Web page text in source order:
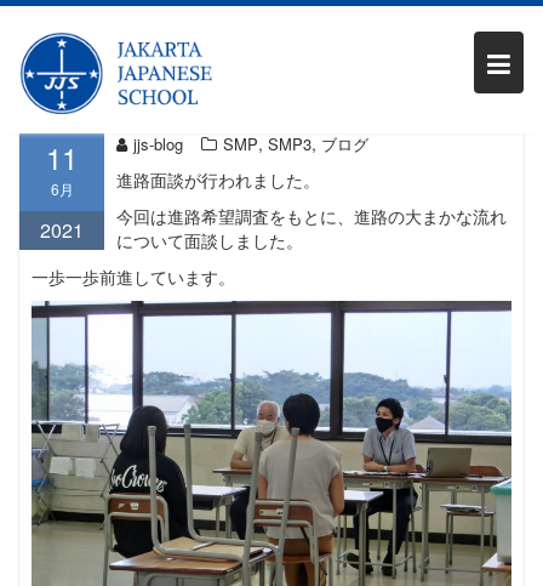
content
SMP3 進路面談
11
6月
2021
jjs-blog SMP, SMP3, ブログ
進路面談が行われました。
今回は進路希望調査をもとに、進路の大まかな流れ
について面談しました。
一歩一歩前進しています。